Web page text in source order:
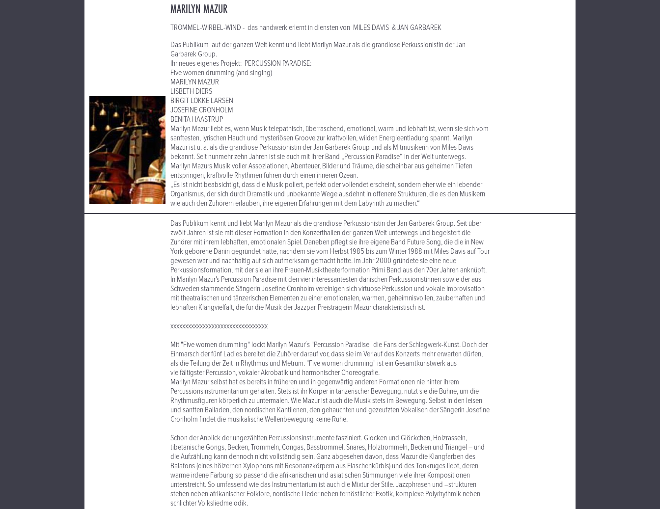
MARILYN MAZUR
TROMMEL-WIRBEL-WIND - das handwerk erlernt in diensten von MILES DAVIS & JAN GARBAREK
Das Publikum auf der ganzen Welt kennt und liebt Marilyn Mazur als die grandiose Perkussionistin der Jan
Garbarek Group.
Ihr neues eigenes Projekt: PERCUSSION PARADISE:
Five women drumming (and singing)
MARILYN MAZUR
LISBETH DIERS
BIRGIT LOKKE LARSEN
JOSEFINE CRONHOLM
BENITA HAASTRUP
Marilyn Mazur liebt es, wenn Musik telepathisch, überraschend, emotional, warm und lebhaft ist, wenn sie sich vom
sanftesten, lyrischen Hauch und mysteriösen Groove zur kraftvollen, wilden Energieentladung spannt. Marilyn
Mazur ist u. a. als die grandiose Perkussionistin der Jan Garbarek Group und als Mitmusikerin von Miles Davis
bekannt. Seit nunmehr zehn Jahren ist sie auch mit ihrer Band „Percussion Paradise“ in der Welt unterwegs.
Marilyn Mazurs Musik voller Assoziationen, Abenteuer, Bilder und Träume, die scheinbar aus geheimen Tiefen
entspringen, kraftvolle Rhythmen führen durch einen inneren Ozean.
„Es ist nicht beabsichtigt, dass die Musik poliert, perfekt oder vollendet erscheint, sondern eher wie ein lebender
Organismus, der sich durch Dramatik und unbekannte Wege ausdehnt in offenere Strukturen, die es den Musikern
wie auch den Zuhörern erlauben, ihre eigenen Erfahrungen mit dem Labyrinth zu machen.“
Das Publikum kennt und liebt Marilyn Mazur als die grandiose Perkussionistin der Jan Garbarek Group. Seit über
zwölf Jahren ist sie mit dieser Formation in den Konzerthallen der ganzen Welt unterwegs und begeistert die
Zuhörer mit ihrem lebhaften, emotionalen Spiel. Daneben pflegt sie ihre eigene Band Future Song, die die in New
York geborene Dänin gegründet hatte, nachdem sie vom Herbst 1985 bis zum Winter 1988 mit Miles Davis auf Tour
gewesen war und nachhaltig auf sich aufmerksam gemacht hatte. Im Jahr 2000 gründete sie eine neue
Perkussionsformation, mit der sie an ihre Frauen-Musiktheaterformation Primi Band aus den 70er Jahren anknüpft.
In Marilyn Mazur's Percussion Paradise mit den vier interessantesten dänischen Perkussionistinnen sowie der aus
Schweden stammende Sängerin Josefine Cronholm vereinigen sich virtuose Perkussion und vokale Improvisation
mit theatralischen und tänzerischen Elementen zu einer emotionalen, warmen, geheimnisvollen, zauberhaften und
lebhaften Klangvielfalt, die für die Musik der Jazzpar-Preisträgerin Mazur charakteristisch ist.
xxxxxxxxxxxxxxxxxxxxxxxxxxxxxxxxx
Mit "Five women drumming" lockt Marilyn Mazur´s "Percussion Paradise" die Fans der Schlagwerk-Kunst. Doch der
Einmarsch der fünf Ladies bereitet die Zuhörer darauf vor, dass sie im Verlauf des Konzerts mehr erwarten dürfen,
als die Teilung der Zeit in Rhythmus und Metrum. "Five women drumming" ist ein Gesamtkunstwerk aus
vielfältigster Percussion, vokaler Akrobatik und harmonischer Choreografie.
Marilyn Mazur selbst hat es bereits in früheren und in gegenwärtig anderen Formationen nie hinter ihrem
Percussionsinstrumentarium gehalten. Stets ist ihr Körper in tänzerischer Bewegung, nutzt sie die Bühne, um die
Rhythmusfiguren körperlich zu untermalen. Wie Mazur ist auch die Musik stets im Bewegung. Selbst in den leisen
und sanften Balladen, den nordischen Kantilenen, den gehauchten und gezeufzten Vokalisen der Sängerin Josefine
Cronholm findet die musikalische Wellenbewegung keine Ruhe.
Schon der Anblick der ungezählten Percussionsinstrumente fasziniert. Glocken und Glöckchen, Holzrasseln,
tibetanische Gongs, Becken, Trommeln, Congas, Basstrommel, Snares, Holztrommeln, Becken und Triangel – und
die Aufzählung kann dennoch nicht vollständig sein. Ganz abgesehen davon, dass Mazur die Klangfarben des
Balafons (eines hölzernen Xylophons mit Resonanzkörpern aus Flaschenkürbis) und des Tonkruges liebt, deren
warme irdene Färbung so passend die afrikanischen und asiatischen Stimmungen viele ihrer Kompositionen
unterstreicht. So umfassend wie das Instrumentarium ist auch die Mixtur der Stile. Jazzphrasen und –strukturen
stehen neben afrikanischer Folklore, nordische Lieder neben fernöstlicher Exotik, komplexe Polyrhythmik neben
schlichter Volksliedmelodik.